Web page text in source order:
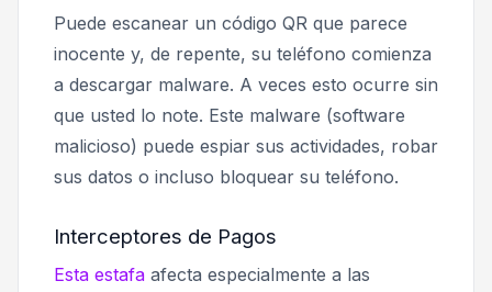
Puede escanear un código QR que parece
inocente y, de repente, su teléfono comienza
a descargar malware. A veces esto ocurre sin
que usted lo note. Este malware (software
malicioso) puede espiar sus actividades, robar
sus datos o incluso bloquear su teléfono.
Interceptores de Pagos
Esta estafa afecta especialmente a las